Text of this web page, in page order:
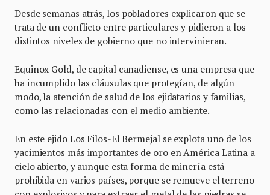
Desde semanas atrás, los pobladores explicaron que se
trata de un conflicto entre particulares y pidieron a los
distintos niveles de gobierno que no intervinieran.
Equinox Gold, de capital canadiense, es una empresa que
ha incumplido las cláusulas que protegían, de algún
modo, la atención de salud de los ejidatarios y familias,
como las relacionadas con el medio ambiente.
En este ejido Los Filos-El Bermejal se explota uno de los
yacimientos más importantes de oro en América Latina a
cielo abierto, y aunque esta forma de minería está
prohibida en varios países, porque se remueve el terreno